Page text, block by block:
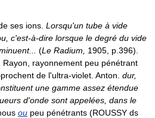
ses ions. Lorsqu'un tube à vide
c'est-à-dire lorsque le degré du vide
(Le Radium, 1905, p.396).
Rayon, rayonnement peu pénétrant
de l'ultra-violet. Anton. dur,
une gamme assez étendue
d'onde sont appelées, dans le
ou peu pénétrants (ROUSSY ds